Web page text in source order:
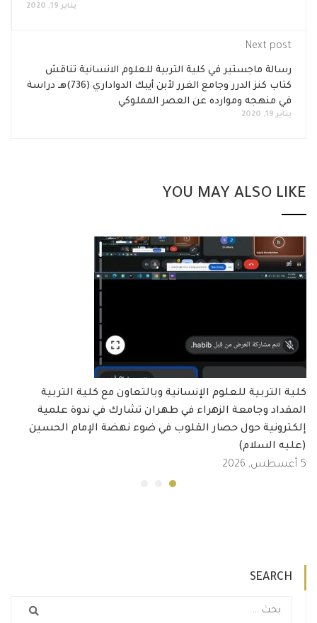
يناير 19, 2020
Next post
رسالة ماجستير في كلية التربية للعلوم الانسانية تناقش
كتاب كنز الدرر وجامع الغرر لأبن أيبك الدواداري (736)هـ دراسة
في منهجه وموارده عن العصر المملوكي
يناير 19, 2020
YOU MAY ALSO LIKE
كلية التربية للعلوم الإنسانية وبالتعاون مع كلية التربية
المقداد وجامعة الزهراء في طهران تشارك في ندوة علمية
إلكترونية حول حصار القلوب في ضوء نهضة الإمام الحسين
(عليه السلام)
5 أغسطس, 2026
SEARCH